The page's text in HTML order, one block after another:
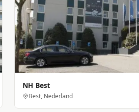
NH Best
Best, Nederland